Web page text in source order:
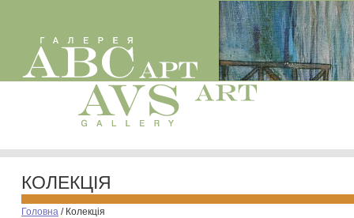
КОЛЕКЦІЯ
Головна / Колекція